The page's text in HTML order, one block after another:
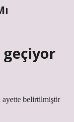
geçiyor
ayette belirtilmiştir